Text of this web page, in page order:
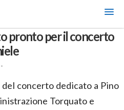
pronto per il concerto
-
del concerto dedicato a Pino
Torquato e